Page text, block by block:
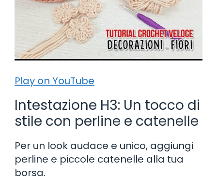
Play on YouTube
Intestazione H3: Un tocco di
stile con perline e catenelle
Per un look audace e unico, aggiungi
perline e piccole catenelle alla tua
borsa.